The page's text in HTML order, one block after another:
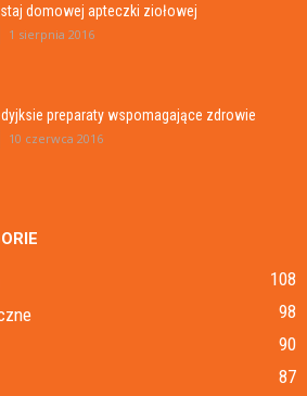
domowej apteczki ziołowej
1 sierpnia 2016
preparaty wspomagające zdrowie
10 czerwca 2016
108
98
90
87